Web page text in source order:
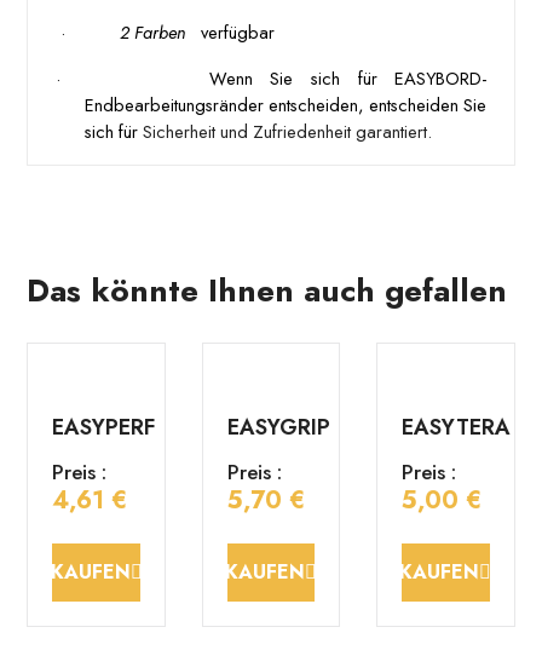
·
2 Farben
verfügbar
·
Wenn Sie sich für EASYBORD-
Endbearbeitungsränder entscheiden, entscheiden Sie
sich für Sicherheit und Zufriedenheit garantiert.
Das könnte Ihnen auch gefallen
EASYPERF
Preis :
4,61 €
KAUFEN
EASYGRIP
Preis :
5,70 €
KAUFEN
EASYTERA
Preis :
5,00 €
KAUFEN